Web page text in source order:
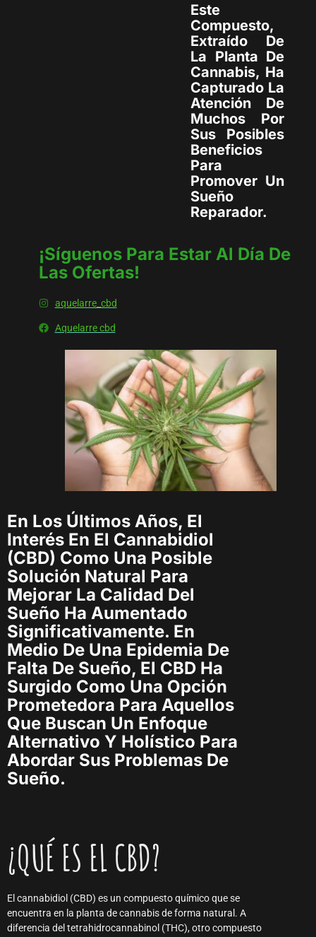
Este
Compuesto,
Extraído De
La Planta De
Cannabis, Ha
Capturado La
Atención De
Muchos Por
Sus Posibles
Beneficios
Para
Promover Un
Sueño
Reparador.
¡síguenos Para Estar Al Día De
Las Ofertas!
aquelarre_cbd
Aquelarre cbd
En Los Últimos Años, El
Interés En El Cannabidiol
(CBD) Como Una Posible
Solución Natural Para
Mejorar La Calidad Del
Sueño Ha Aumentado
Significativamente. En
Medio De Una Epidemia De
Falta De Sueño, El CBD Ha
Surgido Como Una Opción
Prometedora Para Aquellos
Que Buscan Un Enfoque
Alternativo Y Holístico Para
Abordar Sus Problemas De
Sueño.
¿QUÉ ES EL CBD?
El cannabidiol (CBD) es un compuesto químico que se
encuentra en la planta de cannabis de forma natural. A
diferencia del tetrahidrocannabinol (THC), otro compuesto